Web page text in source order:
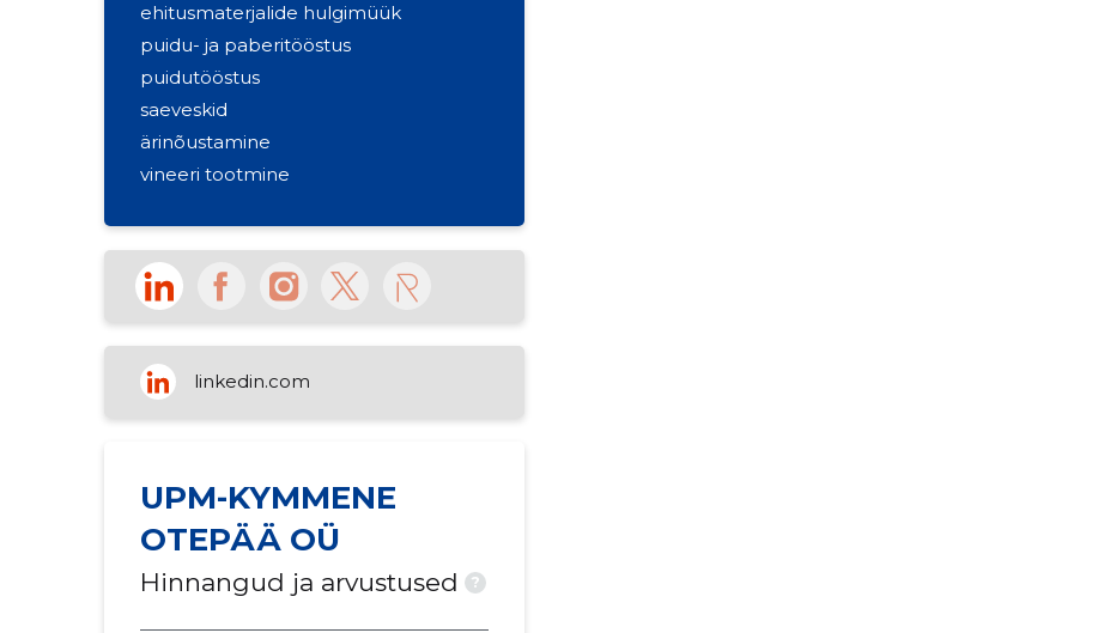
ehitusmaterjalide hulgimüük
puidu- ja paberitööstus
puidutööstus
saeveskid
ärinõustamine
vineeri tootmine
linkedin.com
UPM-KYMMENE
OTEPÄÄ OÜ
Hinnangud ja arvustused ?